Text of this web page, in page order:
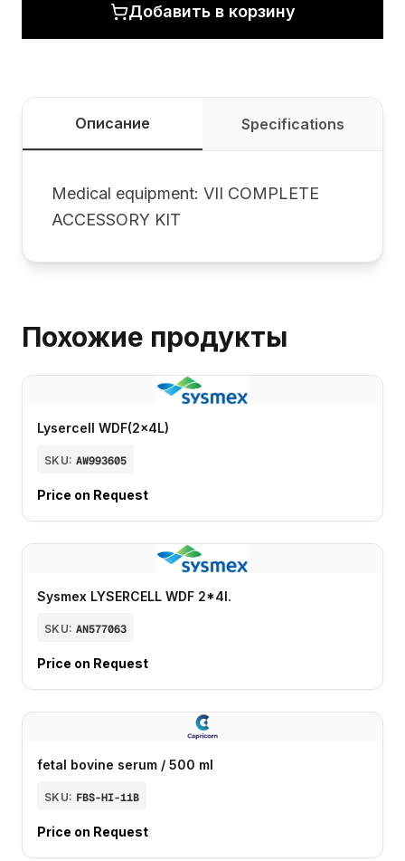
Добавить в корзину
Описание Specifications
Medical equipment: VII COMPLETE
ACCESSORY KIT
Похожие продукты
Lysercell WDF(2x4L)
SKU: AW993605
Price on Request
Sysmex LYSERCELL WDF 2*4l.
SKU: AN577063
Price on Request
fetal bovine serum / 500 ml
SKU: FBS-HI-11B
Price on Request